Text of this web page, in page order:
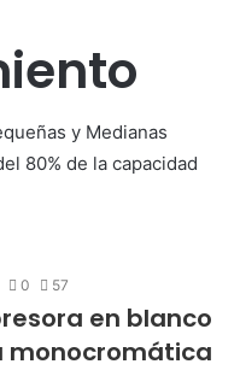
y Medianas
80% de la capacidad
0 57
en blanco
monocromática